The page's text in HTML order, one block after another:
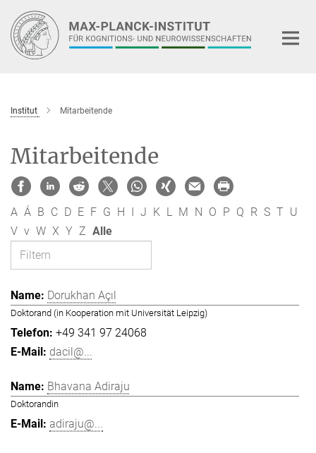
Hauptinhalt
Institut Mitarbeitende
Mitarbeitende
A Á B C D E F G H J K L M N O P Q R S T U
V v W X Y Z Alle
Dorukhan Açıl
Doktorand (in Kooperation mit Universität Leipzig)
+49 341 97 24068
dacil@...
Bhavana Adiraju
Doktorandin
adiraju@...